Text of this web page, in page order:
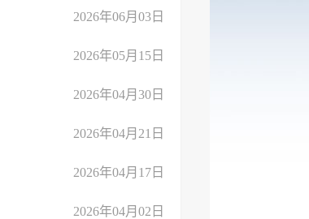
2026年06月03日
2026年05月15日
2026年04月30日
2026年04月21日
2026年04月17日
2026年04月02日